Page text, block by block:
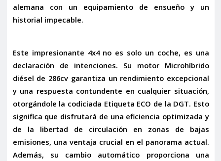
alemana con un equipamiento de ensueño y un
historial impecable.
Este impresionante 4x4 no es solo un coche, es una
declaración de intenciones. Su motor Microhíbrido
diésel de 286cv garantiza un rendimiento excepcional
y una respuesta contundente en cualquier situación,
otorgándole la codiciada Etiqueta ECO de la DGT. Esto
significa que disfrutará de una eficiencia optimizada y
de la libertad de circulación en zonas de bajas
emisiones, una ventaja crucial en el panorama actual.
Además, su cambio automático proporciona una